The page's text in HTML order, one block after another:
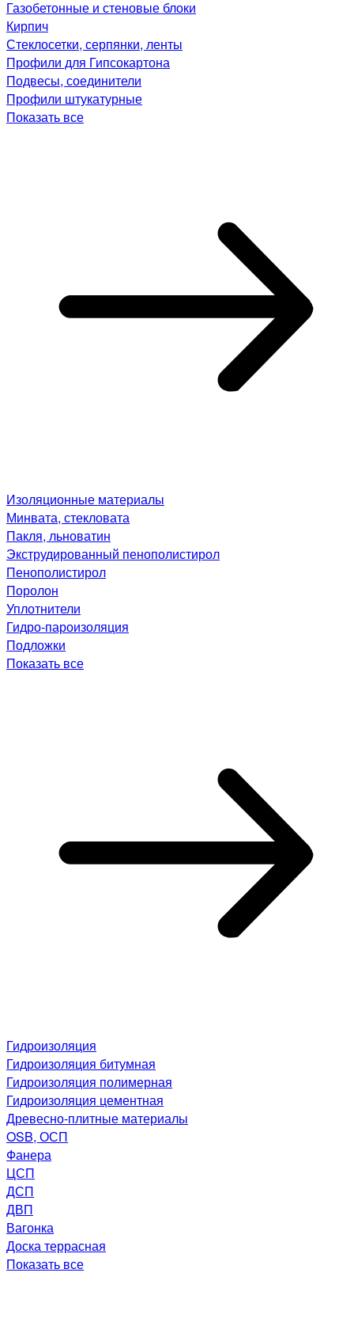
Газобетонные и стеновые блоки
Кирпич
Стеклосетки, серпянки, ленты
Профили для Гипсокартона
Подвесы, соединители
Профили штукатурные
Показать все
Изоляционные материалы
Минвата, стекловата
Пакля, льноватин
Экструдированный пенополистирол
Пенополистирол
Поролон
Уплотнители
Гидро-пароизоляция
Подложки
Показать все
Гидроизоляция
Гидроизоляция битумная
Гидроизоляция полимерная
Гидроизоляция цементная
Древесно-плитные материалы
OSB, ОСП
Фанера
ЦСП
ДСП
ДВП
Вагонка
Доска террасная
Показать все